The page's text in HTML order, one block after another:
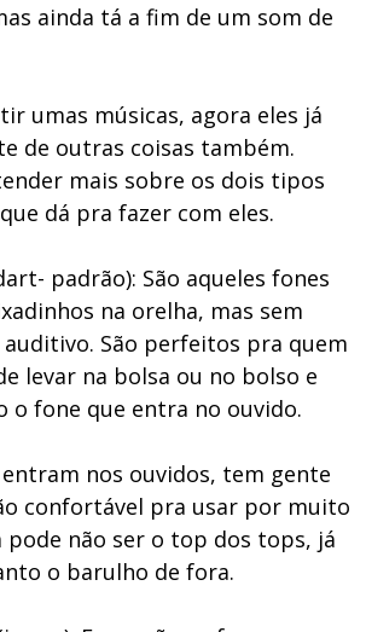
ainda tá a fim de um som de
umas músicas, agora eles já
de outras coisas também.
mais sobre os dois tipos
dá pra fazer com eles.
padrão): São aqueles fones
na orelha, mas sem
São perfeitos pra quem
levar na bolsa ou no bolso e
o fone que entra no ouvido.
nos ouvidos, tem gente
confortável pra usar por muito
pode não ser o top dos tops, já
o barulho de fora.